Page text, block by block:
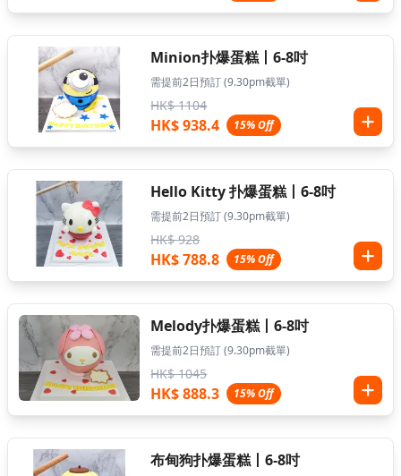
Minion扑爆蛋糕丨6-8吋
需提前2日預訂 (9.30pm截單)
HK$ 1104
HK$ 938.4 15% Off
Hello Kitty 扑爆蛋糕丨6-8吋
需提前2日預訂 (9.30pm截單)
HK$ 928
HK$ 788.8 15% Off
Melody扑爆蛋糕丨6-8吋
需提前2日預訂 (9.30pm截單)
HK$ 1045
HK$ 888.3 15% Off
布甸狗扑爆蛋糕丨6-8吋